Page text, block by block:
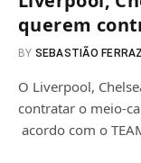
querem
BY SEBASTIÃO FERRAZ
O Liverpool,
contratar o meio-
acordo com o